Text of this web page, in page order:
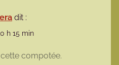
dit :
h 15 min
compotée.